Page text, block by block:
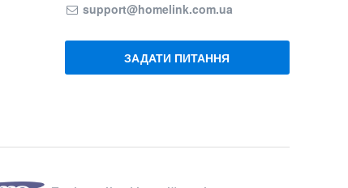
support@homelink.com.ua
ЗАДАТИ ПИТАННЯ